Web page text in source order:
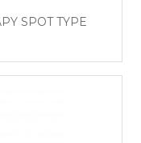
SPOT TYPE